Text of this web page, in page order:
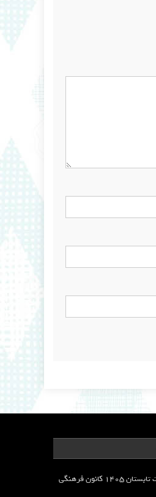
طرح اوقات فراغت تابستان ۱۴۰۵ کانون فرهنگی